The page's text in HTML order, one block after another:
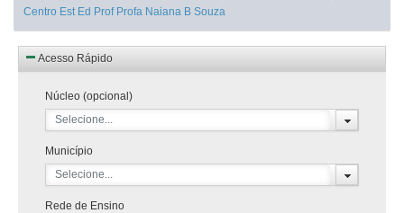
Centro Est Ed Prof Profa Naiana B Souza
Acesso Rápido
Núcleo (opcional)
Selecione...
Município
Selecione...
Rede de Ensino